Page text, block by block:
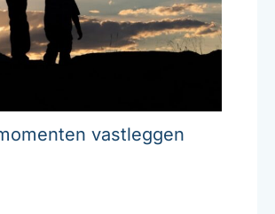
vastleggen